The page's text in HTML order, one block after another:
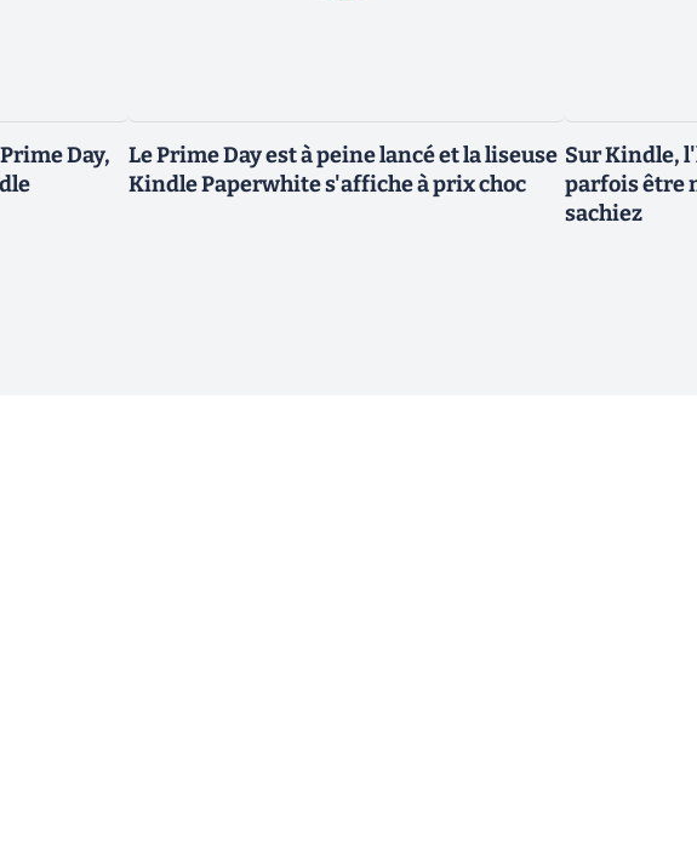
Day,
Le Prime Day est à peine lancé et la liseuse
Kindle Paperwhite s'affiche à prix choc
Sur Kindle,
parfois être
sachiez